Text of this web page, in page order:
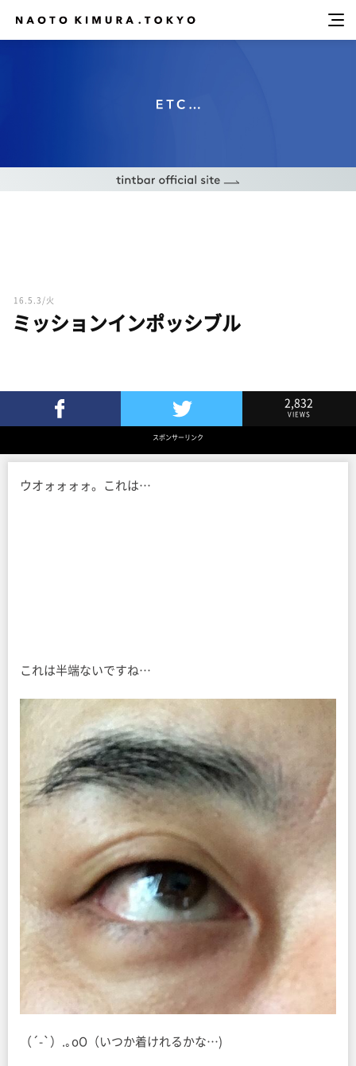
16.5.3/火
ミッションインポッシブル
Twitterでツイート
2,832
VIEWS
スポンサーリンク
ウオォォォォ。これは…
これは半端ないですね…
（´-`）.｡oO（いつか着けれるかな…)